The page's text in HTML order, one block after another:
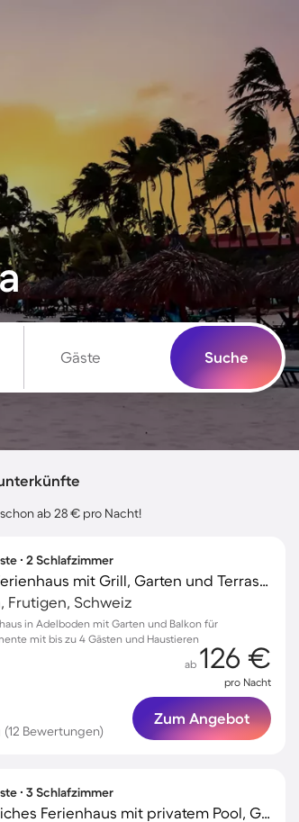
Gäste Suche
ab 28 € pro Nacht!
∙ 2 Schlafzimmer
Charmantes Ferienhaus mit Grill, Garten und Terrasse | Haustiere sind willkommen
Frutigen, Schweiz
in Adelboden mit Garten und Balkon für
mit bis zu 4 Gästen und Haustieren
(12 Bewertungen)
ab 126 €
pro Nacht
Zum Angebot
∙ 3 Schlafzimmer
Kinderfreundliches Ferienhaus mit privatem Pool, Garten und Terrasse | Seeblick | Haustiere sind willkommen